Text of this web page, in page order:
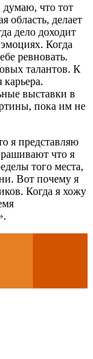
думаю, что тот
область, делает
дело доходит
Когда
ревновать.
талантов. К
выставки в
пока им не
я представляю
что я
того места,
Вот почему я
Когда я хожу